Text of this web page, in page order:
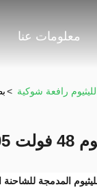
معلومات عنا
رافعة شوكية >
المدمجة للشاحنة